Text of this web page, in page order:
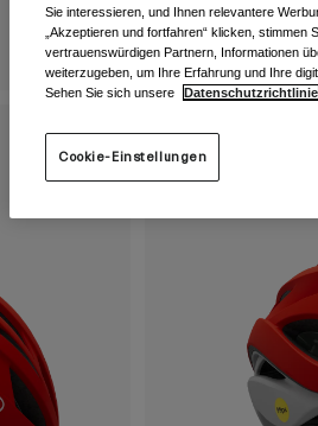
Sie interessieren, und Ihnen relevantere
„Akzeptieren und fortfahren“ klicken,
vertrauenswürdigen Partnern, Informationen
weiterzugeben, um Ihre Erfahrung und Ihre
Sehen Sie sich unsere
Datenschutzrichtlinie
Cookie-Einstellungen